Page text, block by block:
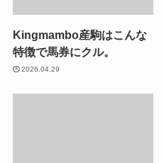
Kingmambo産駒はこんな
特徴で馬券にクル。
2026.04.29